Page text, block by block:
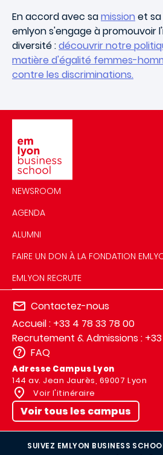
En accord avec samission et
emlyon s'engage à promouvoir
diversité :découvrir notre
matière d'égalité femmes-
contre les discriminations.
NEWSROOM
AGENDA
ALUMNI
FAIRE UN DON À LA FONDATION
EMLYON RECRUTE
Contactez-nous
Accueil : +33 4 78 33 78 00
Recrutement & Admissions : +33
FAQ
Adresse Campus Lyon
144 av. Jean Jaurès, 69007 Lyon
Voir l'itinéraire
Voir tous les campus
SUIVEZ EMLYON BUSINESS